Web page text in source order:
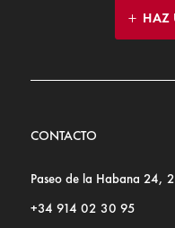
HAZ
CONTACTO
Paseo de la Habana 24,
+34 914 02 30 95